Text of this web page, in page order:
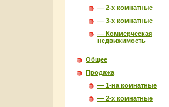
— 2-х комнатные
— 3-х комнатные
— Коммерческая
недвижимость
Общее
Продажа
— 1-на комнатные
— 2-х комнатные